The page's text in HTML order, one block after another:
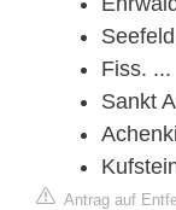
Fiss. ...
Sankt
Antrag auf